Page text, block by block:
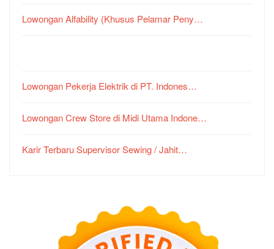
Lowongan Alfability (Khusus Pelamar Peny…
Lowongan Pekerja Elektrik di PT. Indones…
Lowongan Crew Store di Midi Utama Indone…
Karir Terbaru Supervisor Sewing / Jahit…